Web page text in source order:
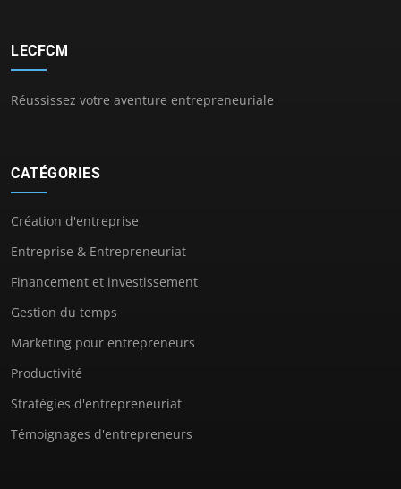
LECFCM
Réussissez votre aventure entrepreneuriale
CATÉGORIES
Création d'entreprise
Entreprise & Entrepreneuriat
Financement et investissement
Gestion du temps
Marketing pour entrepreneurs
Productivité
Stratégies d'entrepreneuriat
Témoignages d'entrepreneurs